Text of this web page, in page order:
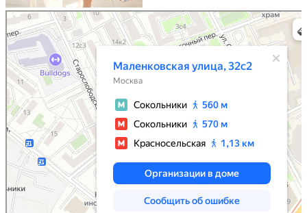
Москва
Маленковская улица, 32 на карте Москвы, ближайшее метро Сокольники —
Яндекс.Карты